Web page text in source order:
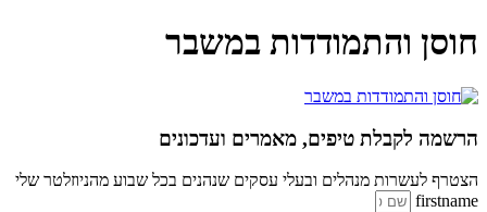
חוסן והתמודדות במשבר
הרשמה לקבלת טיפים, מאמרים ועדכונים
הצטרף לעשרות מנהלים ובעלי עסקים שנהנים בכל שבוע מהניוזלטר שלי
firstname